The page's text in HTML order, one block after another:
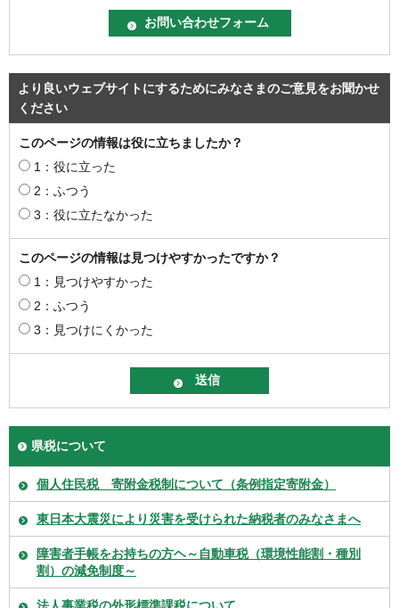
より良いウェブサイトにするためにみなさまのご意見をお聞かせ
ください
このページの情報は役に立ちましたか？
1：役に立った
2：ふつう
3：役に立たなかった
このページの情報は見つけやすかったですか？
1：見つけやすかった
2：ふつう
3：見つけにくかった
県税について
個人住民税 寄附金税制について（条例指定寄附金）
東日本大震災により災害を受けられた納税者のみなさまへ
障害者手帳をお持ちの方ヘ～自動車税（環境性能割・種別
割）の減免制度～
法人事業税の外形標準課税について